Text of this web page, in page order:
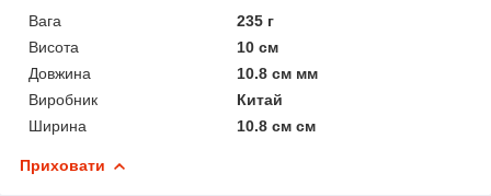
Вага
235 г
Висота
10 см
Довжина
10.8 см мм
Виробник
Китай
Ширина
10.8 см см
Приховати